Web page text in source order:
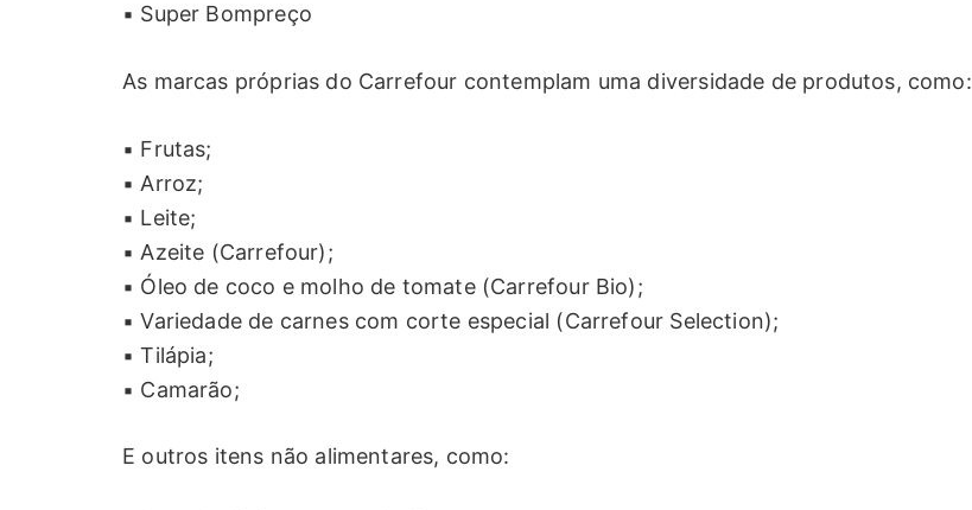
▪ Super Bompreço
As marcas próprias do Carrefour contemplam uma diversidade de produtos, como:
▪ Frutas;
▪ Arroz;
▪ Leite;
▪ Azeite (Carrefour);
▪ Óleo de coco e molho de tomate (Carrefour Bio);
▪ Variedade de carnes com corte especial (Carrefour Selection);
▪ Tilápia;
▪ Camarão;
E outros itens não alimentares, como: